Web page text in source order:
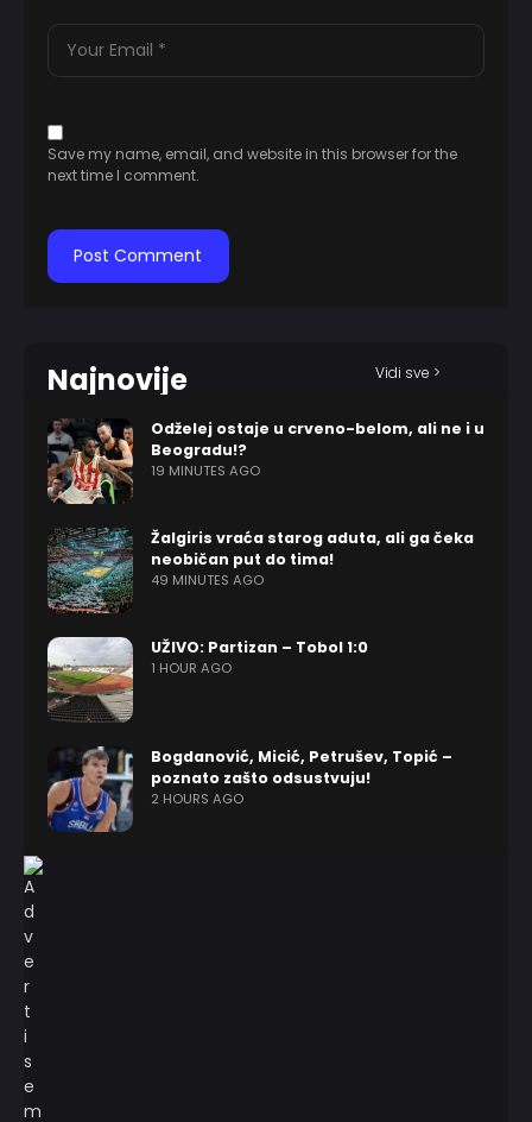
Save my name, email, and website in this browser for the
next time I comment.
Najnovije Vidi sve >
Odželej ostaje u crveno-belom, ali ne i u
Beogradu!?
19 MINUTES AGO
Žalgiris vraća starog aduta, ali ga čeka
neobičan put do tima!
49 MINUTES AGO
UŽIVO: Partizan – Tobol 1:0
1 HOUR AGO
Bogdanović, Micić, Petrušev, Topić –
poznato zašto odsustvuju!
2 HOURS AGO